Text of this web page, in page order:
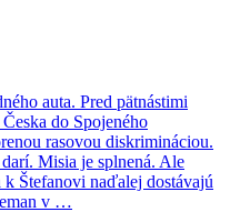
auta. Pred pätnástimi
do Spojeného
rasovou diskrimináciou.
Misia je splnená. Ale
Štefanovi naďalej dostávajú
v …